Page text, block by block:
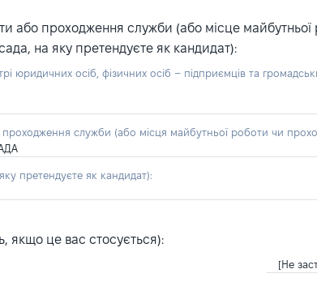
або проходження служби (або місце
на яку претендуєте як кандидат):
юридичних осіб, фізичних осіб – підприємців та
служби (або місця майбутньої роботи чи
претендуєте як кандидат):
якщо це вас стосується):
[Не